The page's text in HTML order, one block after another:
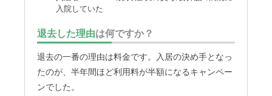
新築の施設であったので、とにかく綺麗で、設備面もとく
り、良かった。
介護医療サービスについて
入院していた
退去した理由は何ですか？
退去の一番の理由は料金です。入居の決め手となっ
たのが、半年間ほど利用料が半額になるキャンペー
ンでした。